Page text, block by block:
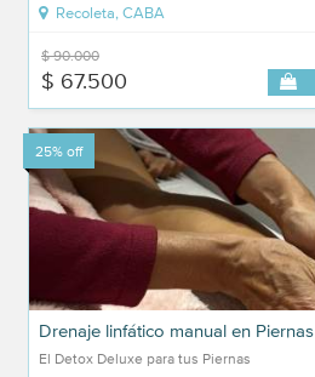
Recoleta, CABA
$ 90.000
$ 67.500
25% off
Drenaje linfático manual en Piernas
El Detox Deluxe para tus Piernas